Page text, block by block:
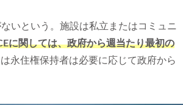
いという。施設は私立またはコミュニ
に関しては、政府から週当たり最初の
永住権保持者は必要に応じて政府から